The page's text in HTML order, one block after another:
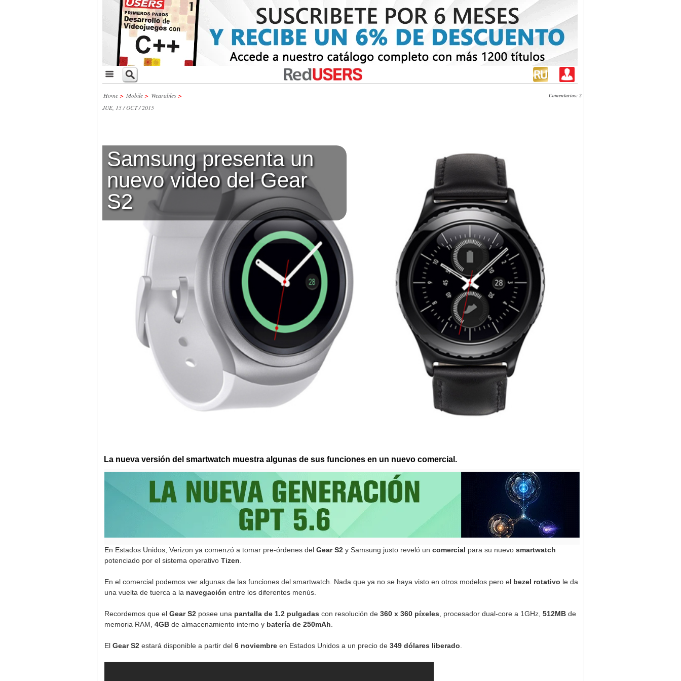
Home> Mobile> Wearables> Comentarios: 2
JUE, 15 / OCT / 2015
Samsung presenta un
nuevo video del Gear
S2
La nueva versión del smartwatch muestra algunas de sus funciones en un nuevo comercial.
En Estados Unidos, Verizon ya comenzó a tomar pre-órdenes del Gear S2 y Samsung justo reveló un comercial para su nuevo smartwatch
potenciado por el sistema operativo Tizen
En el comercial podemos ver algunas de las funciones del smartwatch. Nada que ya no se haya visto en otros modelos pero el bezel rotativo le da
una vuelta de tuerca a la navegación entre los diferentes menús.
Recordemos que el Gear S2 posee una pantalla de 1.2 pulgadas con resolución de 360 x 360 píxeles , procesador dual-core a 1GHz, 512MB de
memoria RAM, 4GB de almacenamiento interno y batería de 250mAh
El Gear S2 estará disponible a partir del 6 noviembre en Estados Unidos a un precio de 349 dólares liberado